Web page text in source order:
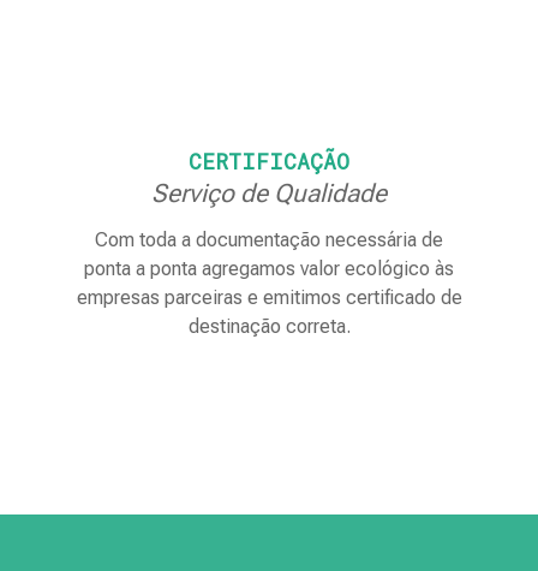
CERTIFICAÇÃO
Serviço de Qualidade
Com toda a documentação necessária de
ponta a ponta agregamos valor ecológico às
empresas parceiras e emitimos certificado de
destinação correta.